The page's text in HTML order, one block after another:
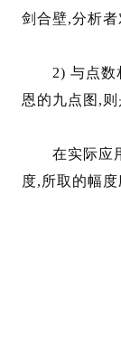
剑合壁,分析
2) 与点数相
恩的九点图,
在实际应用
度,所取的幅度